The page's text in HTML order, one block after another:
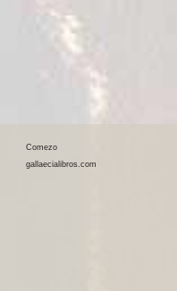
Comezo
gallaecialibros.com